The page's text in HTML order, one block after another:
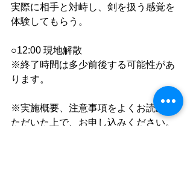
実際に相手と対峙し、剣を扱う感覚を
体験してもらう。
○12:00 現地解散
※終了時間は多少前後する可能性があ
ります。
※実施概要、注意事項をよくお読みい
ただいた上で、お申し込みください。